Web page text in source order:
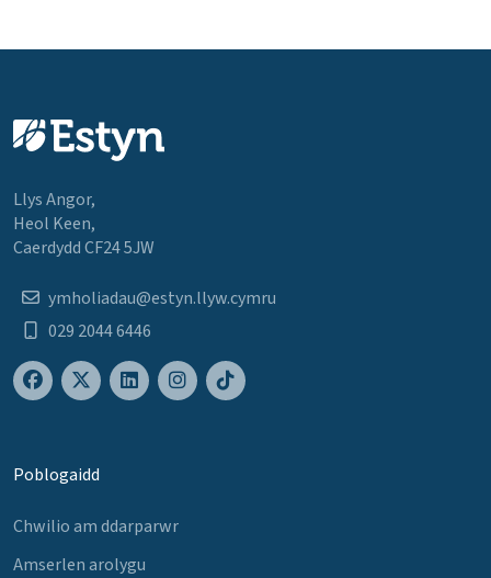
Llys Angor,
Heol Keen,
Caerdydd CF24 5JW
ymholiadau@estyn.llyw.cymru
029 2044 6446
Poblogaidd
Chwilio am ddarparwr
Amserlen arolygu